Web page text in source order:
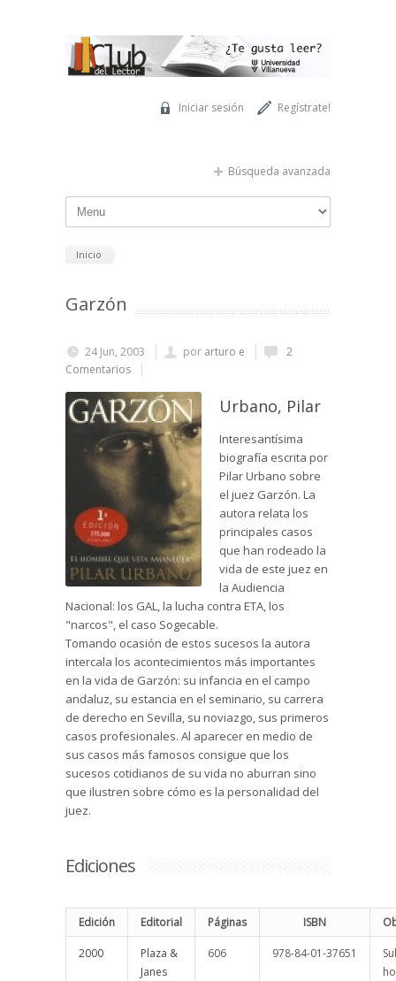
Regístrate!
Iniciar sesión
Búsqueda avanzada
Inicio
Garzón
24 Jun, 2003 por arturo e
2
Comentarios
Urbano, Pilar
Interesantísima
biografía escrita por
Pilar Urbano sobre
el juez Garzón. La
autora relata los
principales casos
que han rodeado la
vida de este juez en
la Audiencia
Nacional: los GAL, la lucha contra ETA, los
"narcos", el caso Sogecable.
Tomando ocasión de estos sucesos la autora
intercala los acontecimientos más importantes
en la vida de Garzón: su infancia en el campo
andaluz, su estancia en el seminario, su carrera
de derecho en Sevilla, su noviazgo, sus primeros
casos profesionales. Al aparecer en medio de
sus casos más famosos consigue que los
sucesos cotidianos de su vida no aburran sino
que ilustren sobre cómo es la personalidad del
juez.
Ediciones
Edición Editorial Páginas ISBN
2000
Plaza &
Janes
606 978-84-01-37651